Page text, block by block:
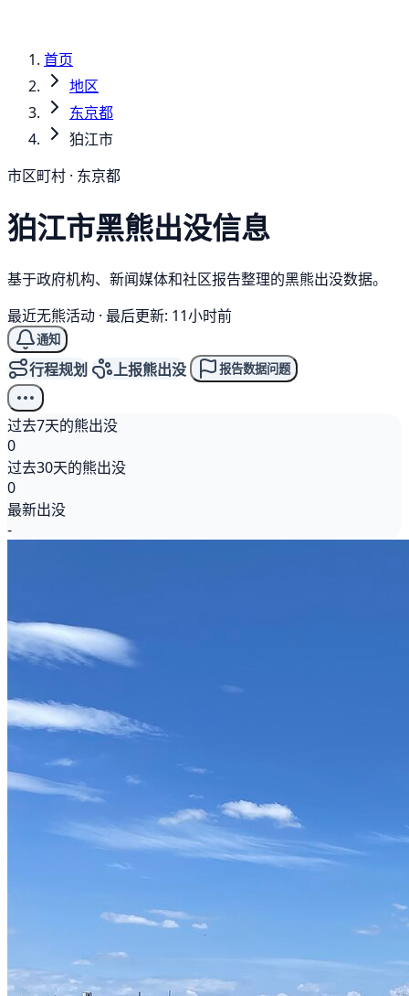
首页
地区
东京都
狛江市
市区町村 · 东京都
狛江市黑熊出没信息
基于政府机构、新闻媒体和社区报告整理的黑熊出没数据。
最近无熊活动 · 最后更新: 11小时前
通知
行程规划 上报熊出没 报告数据问题
过去7天的熊出没
0
过去30天的熊出没
0
最新出没
-